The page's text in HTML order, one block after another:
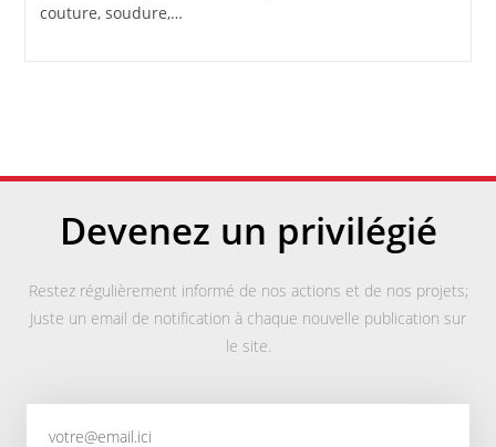
couture, soudure,…
Devenez un privilégié
Restez régulièrement informé de nos actions et de nos projets;
Juste un email de notification à chaque nouvelle publication sur
le site.